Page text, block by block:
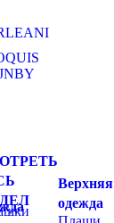
Верхняя
одежда